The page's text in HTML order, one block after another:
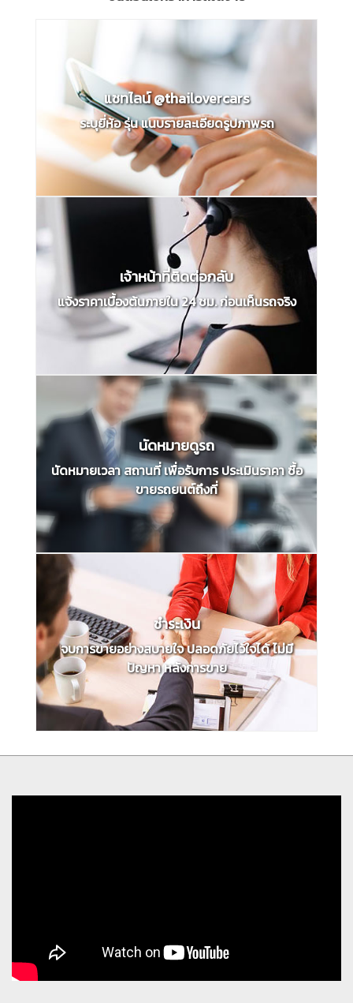
แชทไลน์ @thailovercars
ระบุยี่ห้อ รุ่น แนบรายละเอียดรูปภาพรถ
เจ้าหน้าที่ติดต่อกลับ
แจ้งราคาเบื้องต้นภายใน 24 ชม. ก่อนเห็นรถจริง
นัดหมายดูรถ
นัดหมายเวลา สถานที่ เพื่อรับการ ประเมินราคา ซื้อ
ขายรถยนต์ถึงที่
ชำระเงิน
จบการขายอย่างสบายใจ ปลอดภัยไว้ใจได้ ไม่มี
ปัญหา หลังการขาย